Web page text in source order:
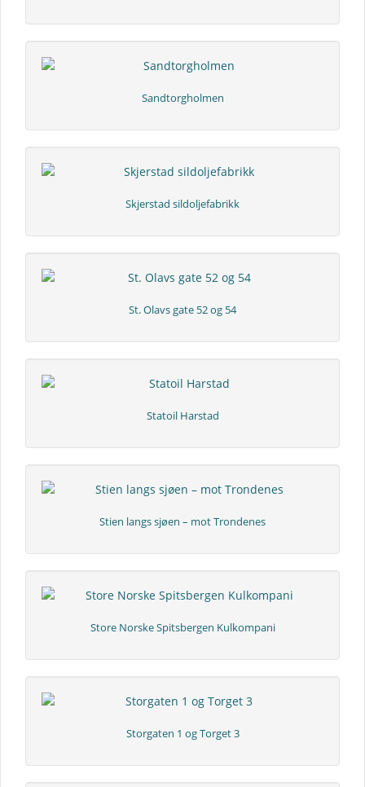
Sandtorgholmen
Skjerstad sildoljefabrikk
St. Olavs gate 52 og 54
Statoil Harstad
Stien langs sjøen – mot Trondenes
Store Norske Spitsbergen Kulkompani
Storgaten 1 og Torget 3